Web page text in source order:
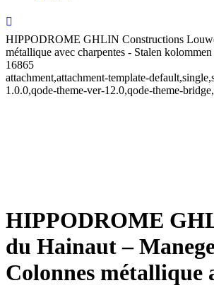
HIPPODROME GHLIN Constructions
métallique avec charpentes - Stalen
16865
attachment,attachment-template-
1.0.0,qode-theme-ver-12.0,qode-theme-
HIPPODROME
du Hainaut –
Colonnes métallique